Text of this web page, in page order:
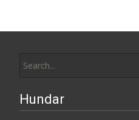
for:
Hundar